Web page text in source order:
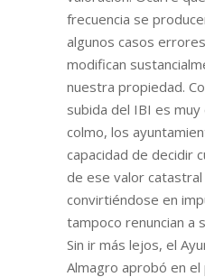
frecuencia se
algunos casos
modifican
nuestra propiedad.
subida del IBI es muy
colmo, los
capacidad de decidir
de ese valor
convirtiéndose en
tampoco renuncian a
Sin ir más lejos, el
Almagro aprobó en el